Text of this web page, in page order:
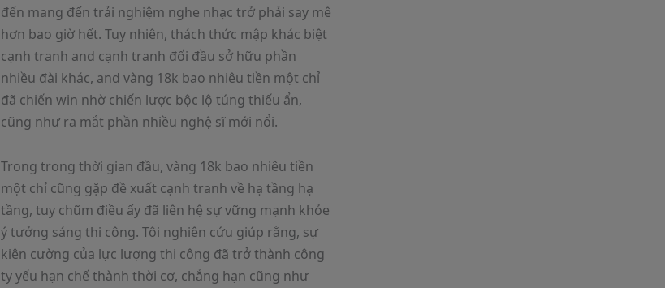
đến mang đến trải nghiệm nghe nhạc trở phải say mê
hơn bao giờ hết. Tuy nhiên, thách thức mập khác biệt
cạnh tranh and cạnh tranh đối đầu sở hữu phần
nhiều đài khác, and vàng 18k bao nhiêu tiền một chỉ
đã chiến win nhờ chiến lược bộc lộ túng thiếu ẩn,
cũng như ra mắt phần nhiều nghệ sĩ mới nổi.
Trong trong thời gian đầu, vàng 18k bao nhiêu tiền
một chỉ cũng gặp đề xuất cạnh tranh về hạ tầng hạ
tầng, tuy chũm điều ấy đã liên hệ sự vững mạnh khỏe
ý tưởng sáng thi công. Tôi nghiên cứu giúp rằng, sự
kiên cường của lực lượng thi công đã trở thành công
ty yếu hạn chế thành thời cơ, chẳng hạn cũng như